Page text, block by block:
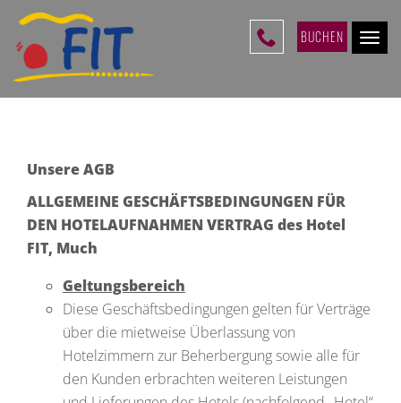
BUCHEN
Unsere AGB
ALLGEMEINE GESCHÄFTSBEDINGUNGEN FÜR
DEN HOTELAUFNAHMEN VERTRAG des Hotel
FIT, Much
Geltungsbereich
Diese Geschäftsbedingungen gelten für Verträge
über die mietweise Überlassung von
Hotelzimmern zur Beherbergung sowie alle für
den Kunden erbrachten weiteren Leistungen